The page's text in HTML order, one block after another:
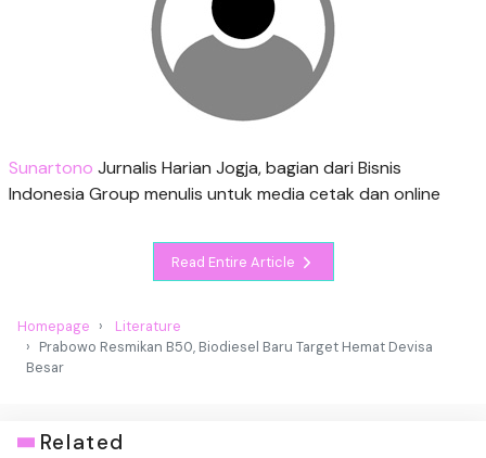
Sunartono Jurnalis Harian Jogja, bagian dari Bisnis
Indonesia Group menulis untuk media cetak dan online
Read Entire Article
Homepage
Literature
Prabowo Resmikan B50, Biodiesel Baru Target Hemat Devisa
Besar
Related